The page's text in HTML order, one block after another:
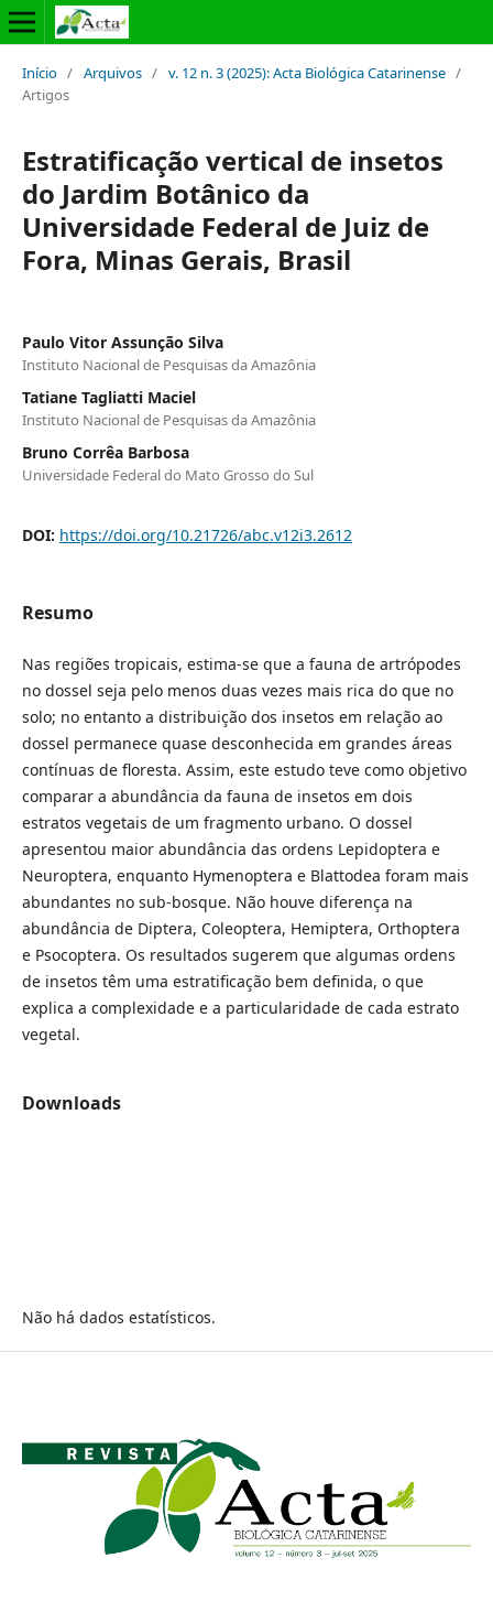
Início / Arquivos / v. 12 n. 3 (2025): Acta Biológica Catarinense /
Artigos
Estratificação vertical de insetos
do Jardim Botânico da
Universidade Federal de Juiz de
Fora, Minas Gerais, Brasil
Paulo Vitor Assunção Silva
Instituto Nacional de Pesquisas da Amazônia
Tatiane Tagliatti Maciel
Instituto Nacional de Pesquisas da Amazônia
Bruno Corrêa Barbosa
Universidade Federal do Mato Grosso do Sul
DOI: https://doi.org/10.21726/abc.v12i3.2612
Resumo
Nas regiões tropicais, estima-se que a fauna de artrópodes
no dossel seja pelo menos duas vezes mais rica do que no
solo; no entanto a distribuição dos insetos em relação ao
dossel permanece quase desconhecida em grandes áreas
contínuas de floresta. Assim, este estudo teve como objetivo
comparar a abundância da fauna de insetos em dois
estratos vegetais de um fragmento urbano. O dossel
apresentou maior abundância das ordens Lepidoptera e
Neuroptera, enquanto Hymenoptera e Blattodea foram mais
abundantes no sub-bosque. Não houve diferença na
abundância de Diptera, Coleoptera, Hemiptera, Orthoptera
e Psocoptera. Os resultados sugerem que algumas ordens
de insetos têm uma estratificação bem definida, o que
explica a complexidade e a particularidade de cada estrato
vegetal.
Downloads
Não há dados estatísticos.